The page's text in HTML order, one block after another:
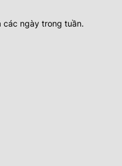
các ngày trong tuần.